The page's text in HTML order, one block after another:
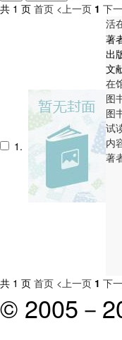
共 1 页 首页 <上一页 1 下
1.
活
著
出
文
在
图
图
试
内
著
共 1 页 首页 <上一页 1 下
© 2005－